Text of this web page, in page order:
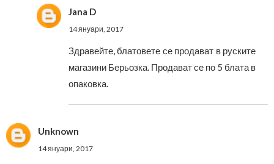
Jana D
14 януари, 2017
Здравейте, блатовете се продават в руските
магазини Берьозка. Продават се по 5 блата в
опаковка.
Unknown
14 януари, 2017